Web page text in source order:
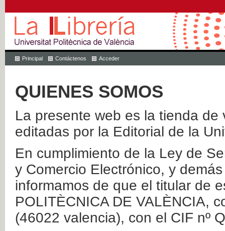
Principal Contáctenos Acceder
QUIENES SOMOS
La presente web es la tienda
editadas por la Editorial de la
En cumplimiento de la Ley de
y Comercio Electrónico, y
informamos de que el titular de
POLITÈCNICA DE VALÈNCIA,
(46022 valencia), con el CIF nº